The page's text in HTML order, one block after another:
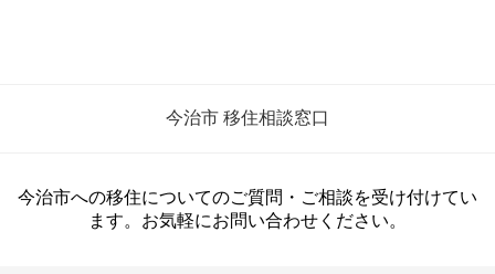
今治市 移住相談窓口
今治市への移住についてのご質問・ご相談を受け付けてい
ます。お気軽にお問い合わせください。